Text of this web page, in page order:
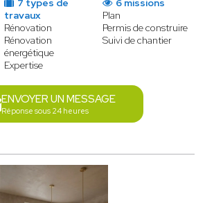
7 types de
travaux
Rénovation
Rénovation
énergétique
Expertise
6 missions
Plan
Permis de construire
Suivi de chantier
ENVOYER UN MESSAGE
Réponse sous 24 heures